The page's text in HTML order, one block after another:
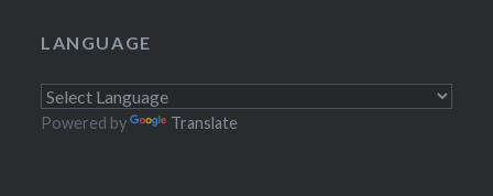
LANGUAGE
Powered by Translate